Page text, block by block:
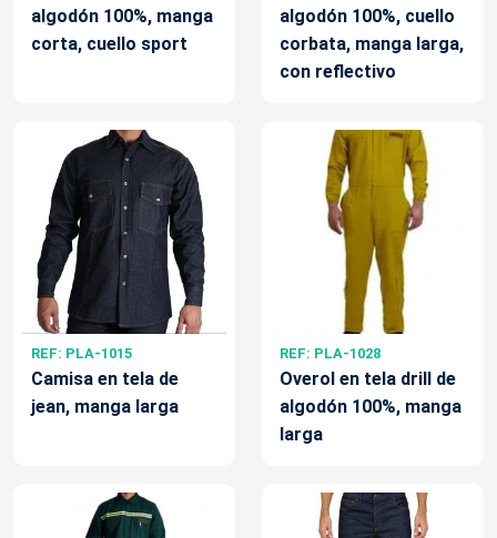
algodón 100%, manga
corta, cuello sport
algodón 100%, cuello
corbata, manga larga,
con reflectivo
REF: PLA-1015
Camisa en tela de
jean, manga larga
REF: PLA-1028
Overol en tela drill de
algodón 100%, manga
larga